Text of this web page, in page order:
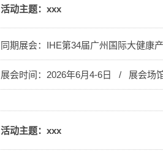
活动主题：xxx
同期展会： IHE第34届广州国际大健康
展会时间：2026年6月4-6日 / 展会场
活动主题：xxx